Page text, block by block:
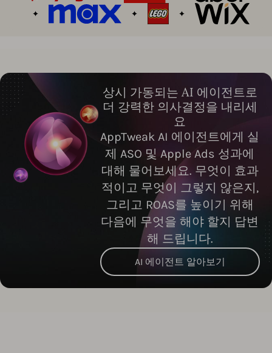
상시 가동되는 AI 에이전트로
더 강력한 의사결정을 내리세
요
AppTweak AI 에이전트에게 실
제 ASO 및 Apple Ads 성과에
대해 물어보세요. 무엇이 효과
적이고 무엇이 그렇지 않은지,
그리고 ROAS를 높이기 위해
다음에 무엇을 해야 할지 답변
해 드립니다.
AI 에이전트 알아보기